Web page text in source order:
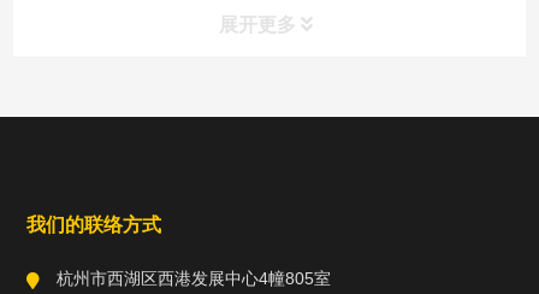
展开更多
我们的联络方式
杭州市西湖区西港发展中心4幢805室